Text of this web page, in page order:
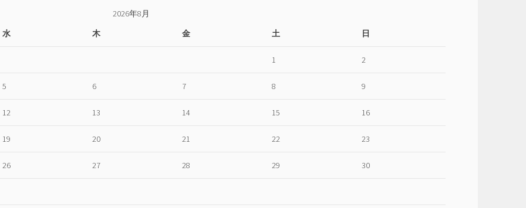
2026年8月
水
木 金 土 日
1 2
5 6 7 8 9
12 13 14 15 16
19 20 21 22 23
26 27 28 29 30